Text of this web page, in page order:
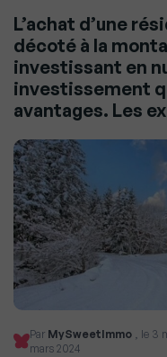
L’achat d’une
décoté à la
investissant en
investissement
avantages. Les
Par MySweetImmo , le 3
mars 2024